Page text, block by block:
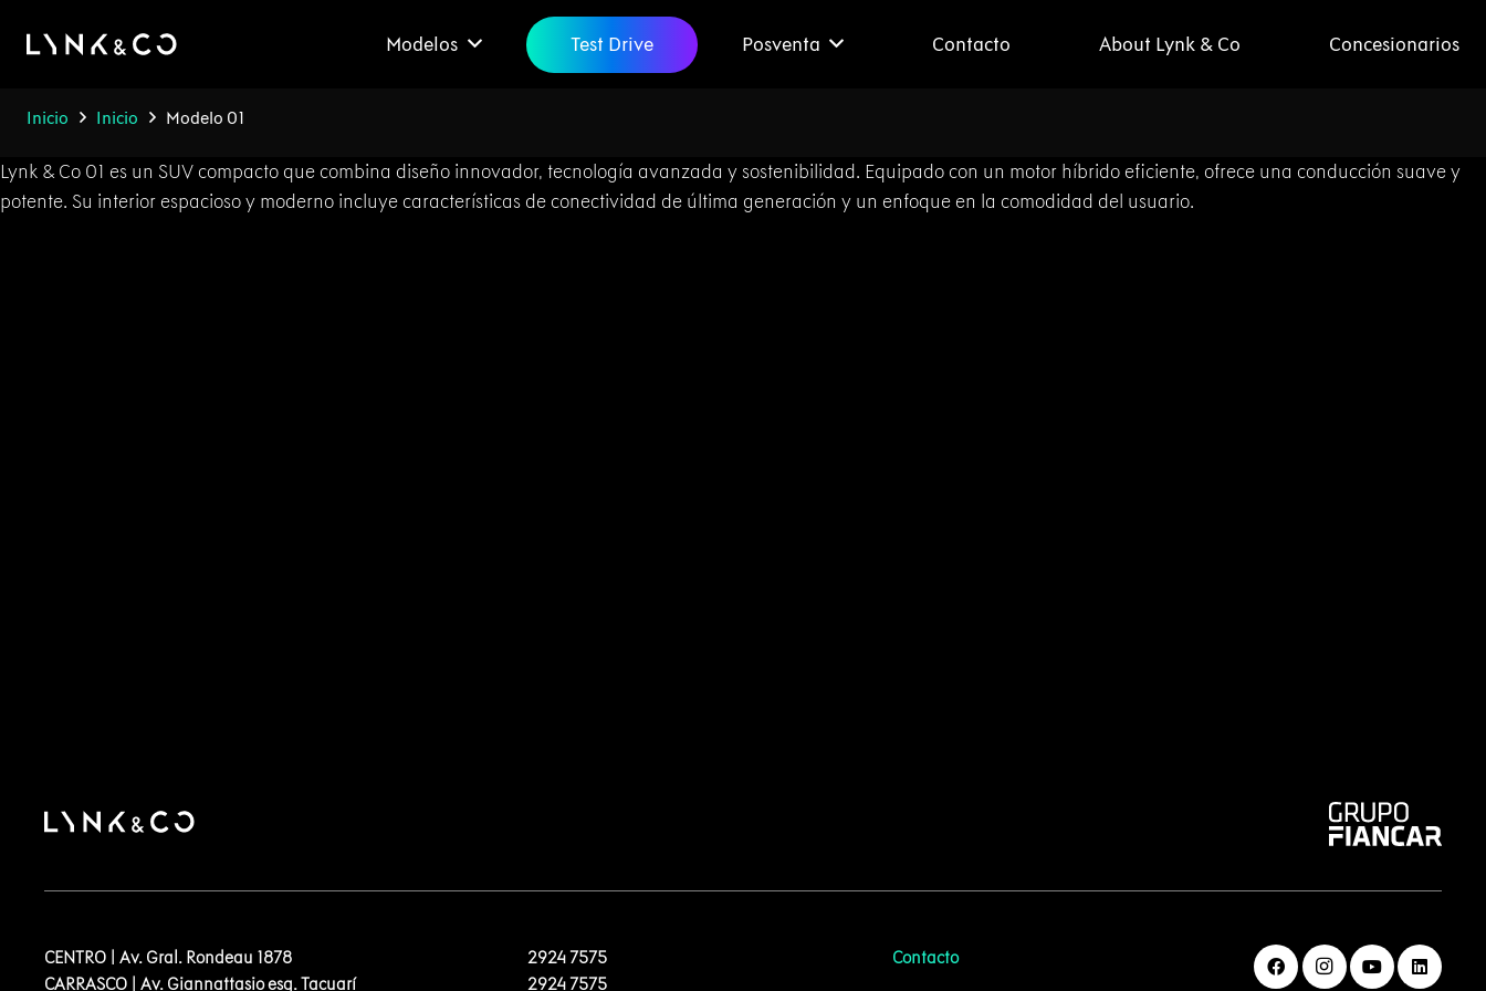
Modelos Test Drive Posventa Contacto About Lynk & Co Concesionarios
Inicio Inicio Modelo 01
Lynk & Co 01 es un SUV compacto que combina diseño innovador, tecnología avanzada y sostenibilidad. Equipado con un motor híbrido eficiente, ofrece una conducción suave y
potente. Su interior espacioso y moderno incluye características de conectividad de última generación y un enfoque en la comodidad del usuario.
CENTRO | Av. Gral. Rondeau 1878
CARRASCO | Av. Giannattasio esq. Tacuarí
2924 7575
2924 7575
Contacto